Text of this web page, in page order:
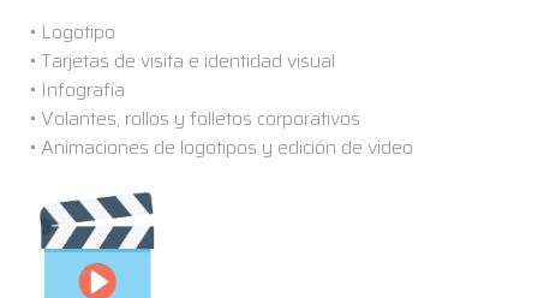
• Logotipo
• Tarjetas de visita e identidad visual
• Infografía
• Volantes, rollos y folletos corporativos
• Animaciones de logotipos y edición de video